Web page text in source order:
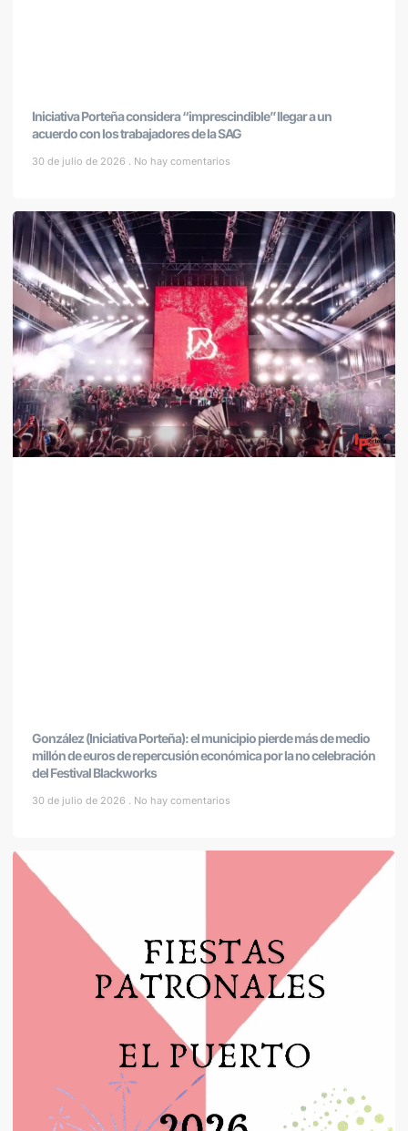
Iniciativa Porteña considera “imprescindible” llegar a un
acuerdo con los trabajadores de la SAG
30 de julio de 2026 No hay comentarios
González (Iniciativa Porteña): el municipio pierde más de medio
millón de euros de repercusión económica por la no celebración
del Festival Blackworks
30 de julio de 2026 No hay comentarios